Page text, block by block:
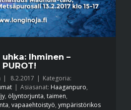
Ihminen –
PUROT!
| 8.2.2017 | Kategoria:
| Asiasanat: Haaganpuro,
, öljyntorjunta, taimen,
, vapaaehtoistyö, ympäristörikos